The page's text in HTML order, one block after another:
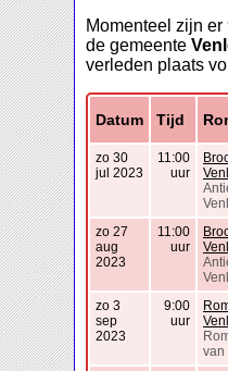
Momenteel zijn
de gemeente
verleden plaats
Datum Tijd
zo 30
jul 2023
11:00
uur
zo 27
aug
2023
11:00
uur
zo 3
sep
2023
9:00
uur
van